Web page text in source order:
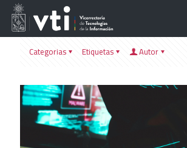
Categorias Etiquetas Autor